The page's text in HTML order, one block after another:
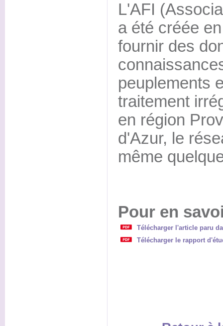
L'AFI
a été créée
fournir des
peuplements
traitement
en région
d'Azur, le
même
Pour en
Télécharger l'article paru
Télécharger le rapport